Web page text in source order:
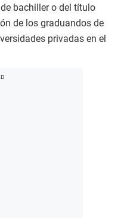
bachiller o del título
de los graduandos de
privadas en el